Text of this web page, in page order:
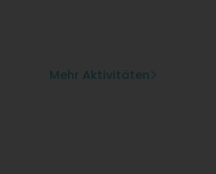
Mehr Aktivitäten